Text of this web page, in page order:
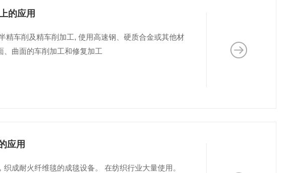
的应用
精车削及精车削加工, 使用高速钢、硬质合金或其他材
曲面的车削加工和修复加工
应用
成耐火纤维毯的成毯设备。 在纺织行业大量使用。